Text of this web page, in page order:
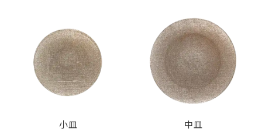
小皿 中皿